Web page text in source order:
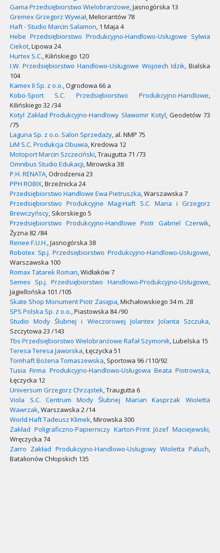
Gama Przedsiębiorstwo Wielobranżowe, Jasnogórska 13
Gremex Grzegorz Wywiał, Meliorantów 78
Haft - Studio Marcin Salamon, 1 Maja 4
Hebe Przedsiębiorstwo Produkcyjno-Handlowo-Usługowe Sylwia
Ciekot, Lipowa 24
Hurtex S.C., Kilińskiego 120
I.W. Przedsiębiorstwo Handlowo-Usługowe Wojciech Idzik, Bialska
104
Kamex II Sp. z o.o., Ogrodowa 66 a
Kobo-Sport S.C. Przedsiębiorstwo Produkcyjno-Handlowe,
Kilińskiego 32 /34
Kotyl Zakład Produkcyjno-Handlowy Sławomir Kotyl, Geodetów 73
/75
Laguna Sp. z o.o. Salon Sprzedaży, al. NMP 75
LiM S.C. Produkcja Obuwia, Kredowa 12
Motoport Marcin Szczeciński, Traugutta 71 /73
Omnibus Studio Edukacji, Mirowska 38
P.H. RENATA, Odrodzenia 23
PPH ROBIX, Brzeźnicka 24
Przedsiębiorstwo Handlowe Ewa Pietruszka, Warszawska 7
Przedsiębiorstwo Produkcyjne Mag-Haft S.C. Maria i Grzegorz
Brewczyńscy, Sikorskiego 5
Przedsiębiorstwo Produkcyjno-Handlowe Piotr Gabriel Czerwik,
Żyzna 82 /84
Renee F.U.H., Jasnogórska 38
Robotex Sp.j. Przedsiębiorstwo Produkcyjno-Handlowo-Usługowe,
Warszawska 100
Romax Tatarek Roman, Widłaków 7
Semex Sp.j. Przedsiębiorstwo Handlowo-Produkcyjno-Usługowe,
Jagiellońska 101 /105
Skate Shop Monument Piotr Zasępa, Michałowskiego 34 m. 28
SPS Polska Sp. z o.o., Piastowska 84 /90
Studio Mody Ślubnej i Wieczorowej Jolantex Jolanta Szczuka,
Szczytowa 23 /143
Tbs Przedsiębiorstwo Wielobranżowe Rafał Szymonik, Lubelska 15
Teresa Teresa Jaworska, Łęczycka 51
Tomhaft Bożena Tomaszewska, Sportowa 96 /110/92
Tusia Firma Produkcyjno-Handlowo-Usługowa Beata Piotrowska,
Łęczycka 12
Universum Grzegorz Chrząstek, Traugutta 6
Viola S.C. Centrum Mody Ślubnej Marian Kasprzak Wioletta
Wawrzak, Warszawska 2 /14
World Haft Tadeusz Klimek, Mirowska 300
Zakład Poligraficzno-Papierniczy Karton-Print Józef Maciejewski,
Wręczycka 74
Zarro Zakład Produkcyjno-Handlowo-Usługowy Wioletta Paluch,
Batalionów Chłopskich 135